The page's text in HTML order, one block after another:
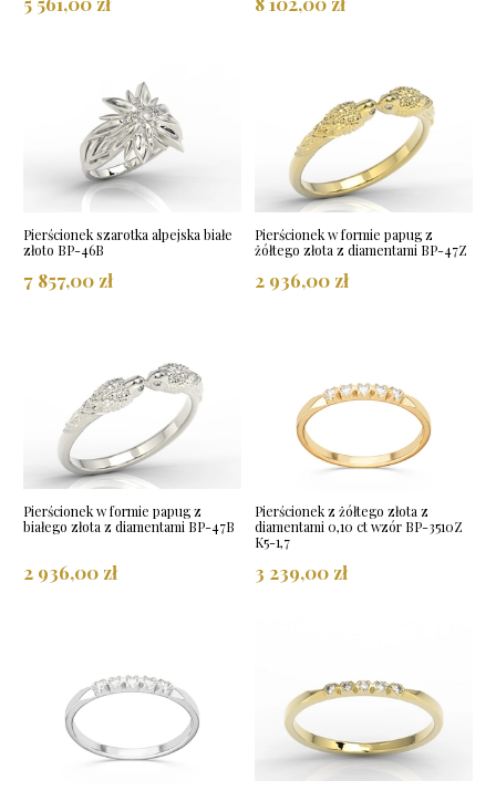
Pierścionek szarotka alpejska białe
złoto BP-46B
7 857,00 zł
Pierścionek w formie papug z
żółtego złota z diamentami BP-47Z
2 936,00 zł
Pierścionek w formie papug z
białego złota z diamentami BP-47B
2 936,00 zł
Pierścionek z żółtego złota z
diamentami 0,10 ct wzór BP-3510Z
K5-1,7
3 239,00 zł